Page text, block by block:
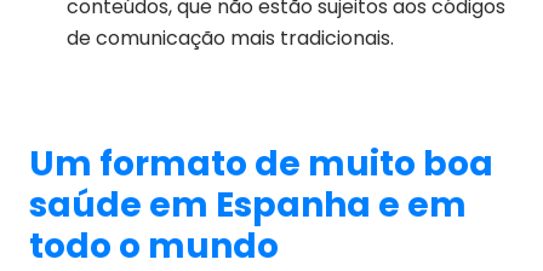
conteúdos, que não estão sujeitos aos códigos
de comunicação mais tradicionais.
Um formato de muito boa
saúde em Espanha e em
todo o mundo